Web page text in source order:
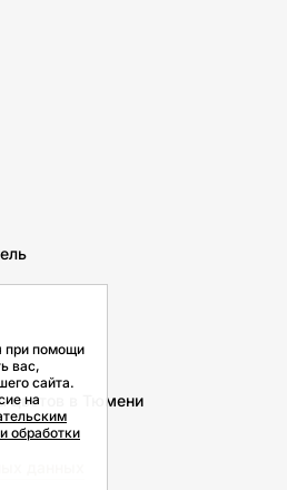
цветов в Тюмени
данных
при помощи
вас,
сайта.
на
обработки